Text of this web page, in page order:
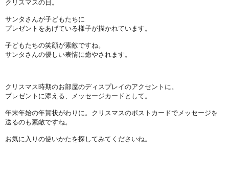
クリスマスの日。
サンタさんが子どもたちに
プレゼントをあげている様子が描かれています。
子どもたちの笑顔が素敵ですね。
サンタさんの優しい表情に癒やされます。
クリスマス時期のお部屋のディスプレイのアクセントに。
プレゼントに添える、メッセージカードとして。
年末年始の年賀状がわりに。クリスマスのポストカードでメッセージを
送るのも素敵ですね。
お気に入りの使いかたを探してみてくださいね。